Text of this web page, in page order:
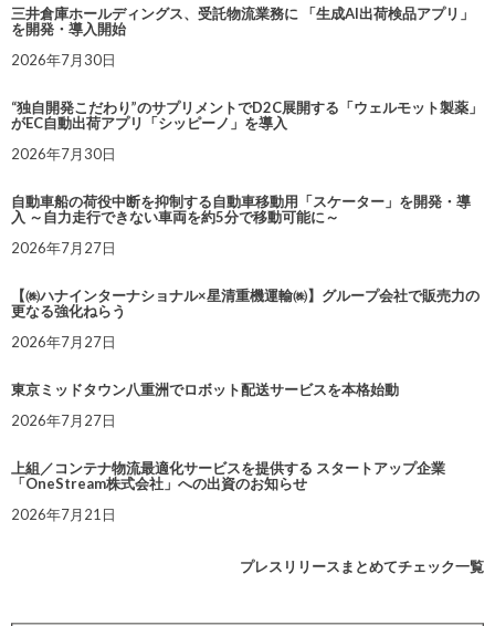
三井倉庫ホールディングス、受託物流業務に 「生成AI出荷検品アプリ」
を開発・導入開始
2026年7月30日
“独自開発こだわり”のサプリメントでD2C展開する「ウェルモット製薬」
がEC自動出荷アプリ「シッピーノ」を導入
2026年7月30日
自動車船の荷役中断を抑制する自動車移動用「スケーター」を開発・導
入 ～自力走行できない車両を約5分で移動可能に～
2026年7月27日
【㈱ハナインターナショナル×星清重機運輸㈱】グループ会社で販売力の
更なる強化ねらう
2026年7月27日
東京ミッドタウン八重洲でロボット配送サービスを本格始動
2026年7月27日
上組／コンテナ物流最適化サービスを提供する スタートアップ企業
「OneStream株式会社」への出資のお知らせ
2026年7月21日
プレスリリースまとめてチェック一覧